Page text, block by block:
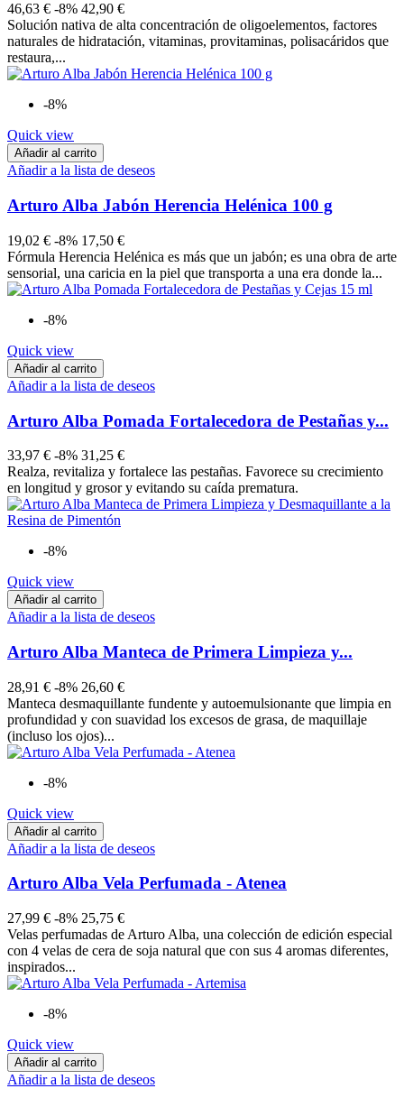
46,63 € -8% 42,90 €
Solución nativa de alta concentración de oligoelementos, factores
naturales de hidratación, vitaminas, provitaminas, polisacáridos que
restaura,...
-8%
Quick view
Añadir al carrito
Añadir a la lista de deseos
Arturo Alba Jabón Herencia Helénica 100 g
19,02 € -8% 17,50 €
Fórmula Herencia Helénica es más que un jabón; es una obra de arte
sensorial, una caricia en la piel que transporta a una era donde la...
-8%
Quick view
Añadir al carrito
Añadir a la lista de deseos
Arturo Alba Pomada Fortalecedora de Pestañas y...
33,97 € -8% 31,25 €
Realza, revitaliza y fortalece las pestañas. Favorece su crecimiento
en longitud y grosor y evitando su caída prematura.
-8%
Quick view
Añadir al carrito
Añadir a la lista de deseos
Arturo Alba Manteca de Primera Limpieza y...
28,91 € -8% 26,60 €
Manteca desmaquillante fundente y autoemulsionante que limpia en
profundidad y con suavidad los excesos de grasa, de maquillaje
(incluso los ojos)...
-8%
Quick view
Añadir al carrito
Añadir a la lista de deseos
Arturo Alba Vela Perfumada - Atenea
27,99 € -8% 25,75 €
Velas perfumadas de Arturo Alba, una colección de edición especial
con 4 velas de cera de soja natural que con sus 4 aromas diferentes,
inspirados...
-8%
Quick view
Añadir al carrito
Añadir a la lista de deseos